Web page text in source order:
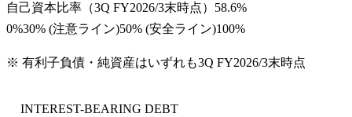
自己資本比率 （3Q FY2026/3末時点） 58.6%
0%30% (注意ライン)50% (安全ライン)100%
※ 有利子負債・純資産はいずれも3Q FY2026/3末時点
INTEREST-BEARING DEBT